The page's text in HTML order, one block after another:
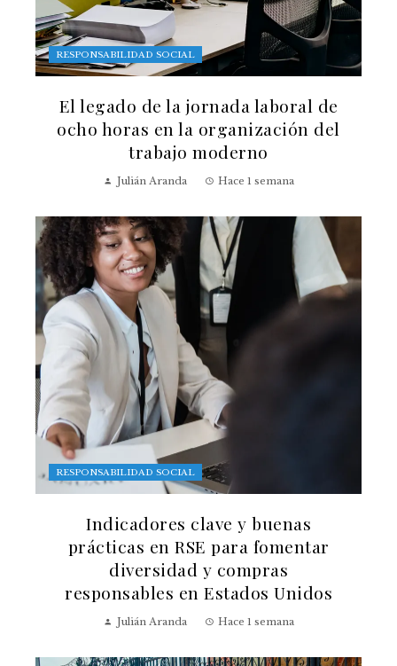
RESPONSABILIDAD SOCIAL
El legado de la jornada laboral de
ocho horas en la organización del
trabajo moderno
Julián Aranda Hace 1 semana
RESPONSABILIDAD SOCIAL
Indicadores clave y buenas
prácticas en RSE para fomentar
diversidad y compras
responsables en Estados Unidos
Julián Aranda Hace 1 semana